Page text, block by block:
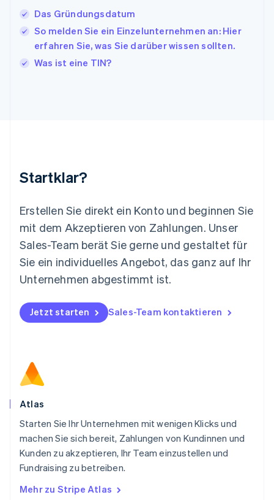
Das Gründungsdatum
So melden Sie ein Einzelunternehmen an: Hier
erfahren Sie, was Sie darüber wissen sollten.
Was ist eine TIN?
Startklar?
Erstellen Sie direkt ein Konto und beginnen Sie
mit dem Akzeptieren von Zahlungen. Unser
Sales-Team berät Sie gerne und gestaltet für
Sie ein individuelles Angebot, das ganz auf Ihr
Unternehmen abgestimmt ist.
Jetzt starten Sales-Team kontaktieren
Atlas
Starten Sie Ihr Unternehmen mit wenigen Klicks und
machen Sie sich bereit, Zahlungen von Kundinnen und
Kunden zu akzeptieren, Ihr Team einzustellen und
Fundraising zu betreiben.
Mehr zu Stripe Atlas
Kroatien
EnglishItaliano
Lettland
Liechtenstein
English
Español English
Neuseeland
English
Niederlande
Norwegen
English
DeutschEnglish
Polen
English
Schweden
Svenska
Deutsch FrançaisItalianoEnglish
Singapur
English简体中文
Slowakei
Slowenien